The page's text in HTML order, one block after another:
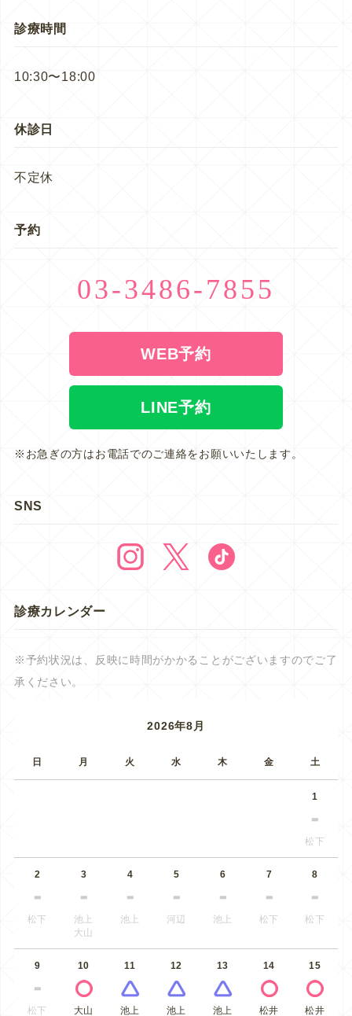
診療時間
10:30〜18:00
休診日
不定休
予約
03-3486-7855
WEB予約
LINE予約
※お急ぎの方はお電話でのご連絡をお願いいたします。
SNS
診療カレンダー
※予約状況は、反映に時間がかかることがございますのでご了
承ください。
2026年8月
日 月 火 水 木 金 土
1
松下
2
松下
3
池上
大山
4
池上
5
河辺
6
池上
7
松下
8
松下
9
松下
10
大山
11
池上
12
池上
13
池上
14
松井
15
松井